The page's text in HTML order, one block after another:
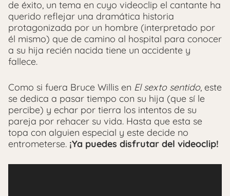
de éxito, un tema en cuyo videoclip el cantante ha
querido reflejar una dramática historia
protagonizada por un hombre (interpretado por
él mismo) que de camino al hospital para conocer
a su hija recién nacida tiene un accidente y
fallece.
Como si fuera Bruce Willis en El sexto sentido, este
se dedica a pasar tiempo con su hija (que sí le
percibe) y echar por tierra los intentos de su
pareja por rehacer su vida. Hasta que esta se
topa con alguien especial y este decide no
entrometerse. ¡Ya puedes disfrutar del videoclip!